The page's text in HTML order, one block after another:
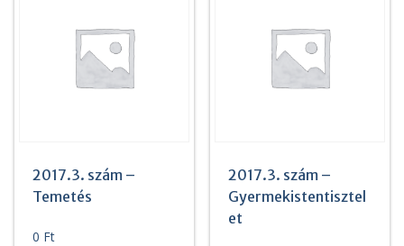
2017.3. szám –
Temetés
0 Ft
2017.3. szám –
Gyermekistentisztel
et